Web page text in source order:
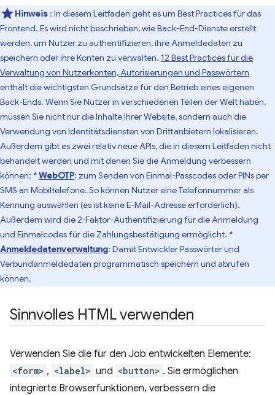
Hinweis : In diesem Leitfaden geht es um Best Practices für das
Frontend. Es wird nicht beschrieben, wie Back-End-Dienste erstellt
werden, um Nutzer zu authentifizieren, ihre Anmeldedaten zu
speichern oder ihre Konten zu verwalten. 12 Best Practices für die
Verwaltung von Nutzerkonten, Autorisierungen und Passwörtern
enthält die wichtigsten Grundsätze für den Betrieb eines eigenen
Back-Ends. Wenn Sie Nutzer in verschiedenen Teilen der Welt haben,
müssen Sie nicht nur die Inhalte Ihrer Website, sondern auch die
Verwendung von Identitätsdiensten von Drittanbietern lokalisieren.
Außerdem gibt es zwei relativ neue APIs, die in diesem Leitfaden nicht
behandelt werden und mit denen Sie die Anmeldung verbessern
können: *WebOTP: zum Senden von Einmal-Passcodes oder PINs per
SMS an Mobiltelefone. So können Nutzer eine Telefonnummer als
Kennung auswählen (es ist keine E-Mail-Adresse erforderlich).
Außerdem wird die 2‑Faktor-Authentifizierung für die Anmeldung
und Einmalcodes für die Zahlungsbestätigung ermöglicht. *
Anmeldedatenverwaltung: Damit Entwickler Passwörter und
Verbundanmeldedaten programmatisch speichern und abrufen
können.
Sinnvolles HTML verwenden
Verwenden Sie die für den Job entwickelten Elemente:
<form> , <label> und <button> . Sie ermöglichen
integrierte Browserfunktionen, verbessern die